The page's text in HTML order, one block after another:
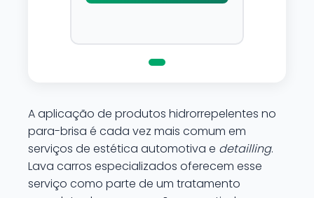
A aplicação de produtos hidrorrepelentes no
para-brisa é cada vez mais comum em
serviços de estética automotiva e detailling.
Lava carros especializados oferecem esse
serviço como parte de um tratamento